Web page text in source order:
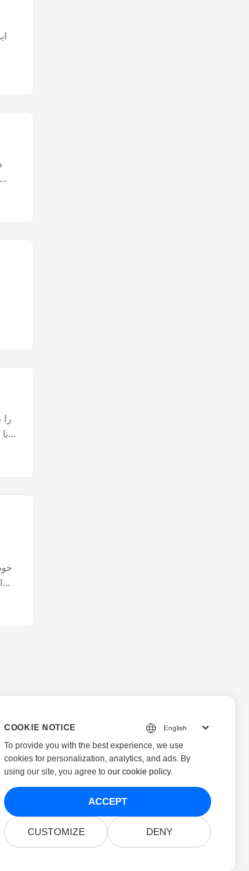
COOKIE NOTICE
To provide you with the best experience, we use
cookies for personalization, analytics, and ads. By
using our site, you agree to our cookie policy.
ACCEPT
CUSTOMIZE DENY